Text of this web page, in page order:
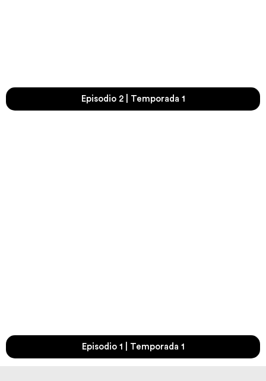
Episodio 2 | Temporada 1
Episodio 1 | Temporada 1